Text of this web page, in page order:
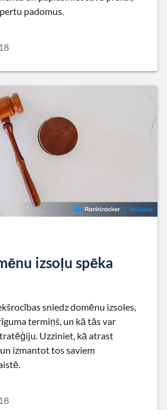
padomus.
izsoļu spēka
sniedz domēnu izsoles,
termiņš, un kā tās var
Uzziniet, kā atrast
izmantot tos saviem